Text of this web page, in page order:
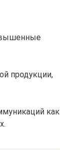
продукции,
как